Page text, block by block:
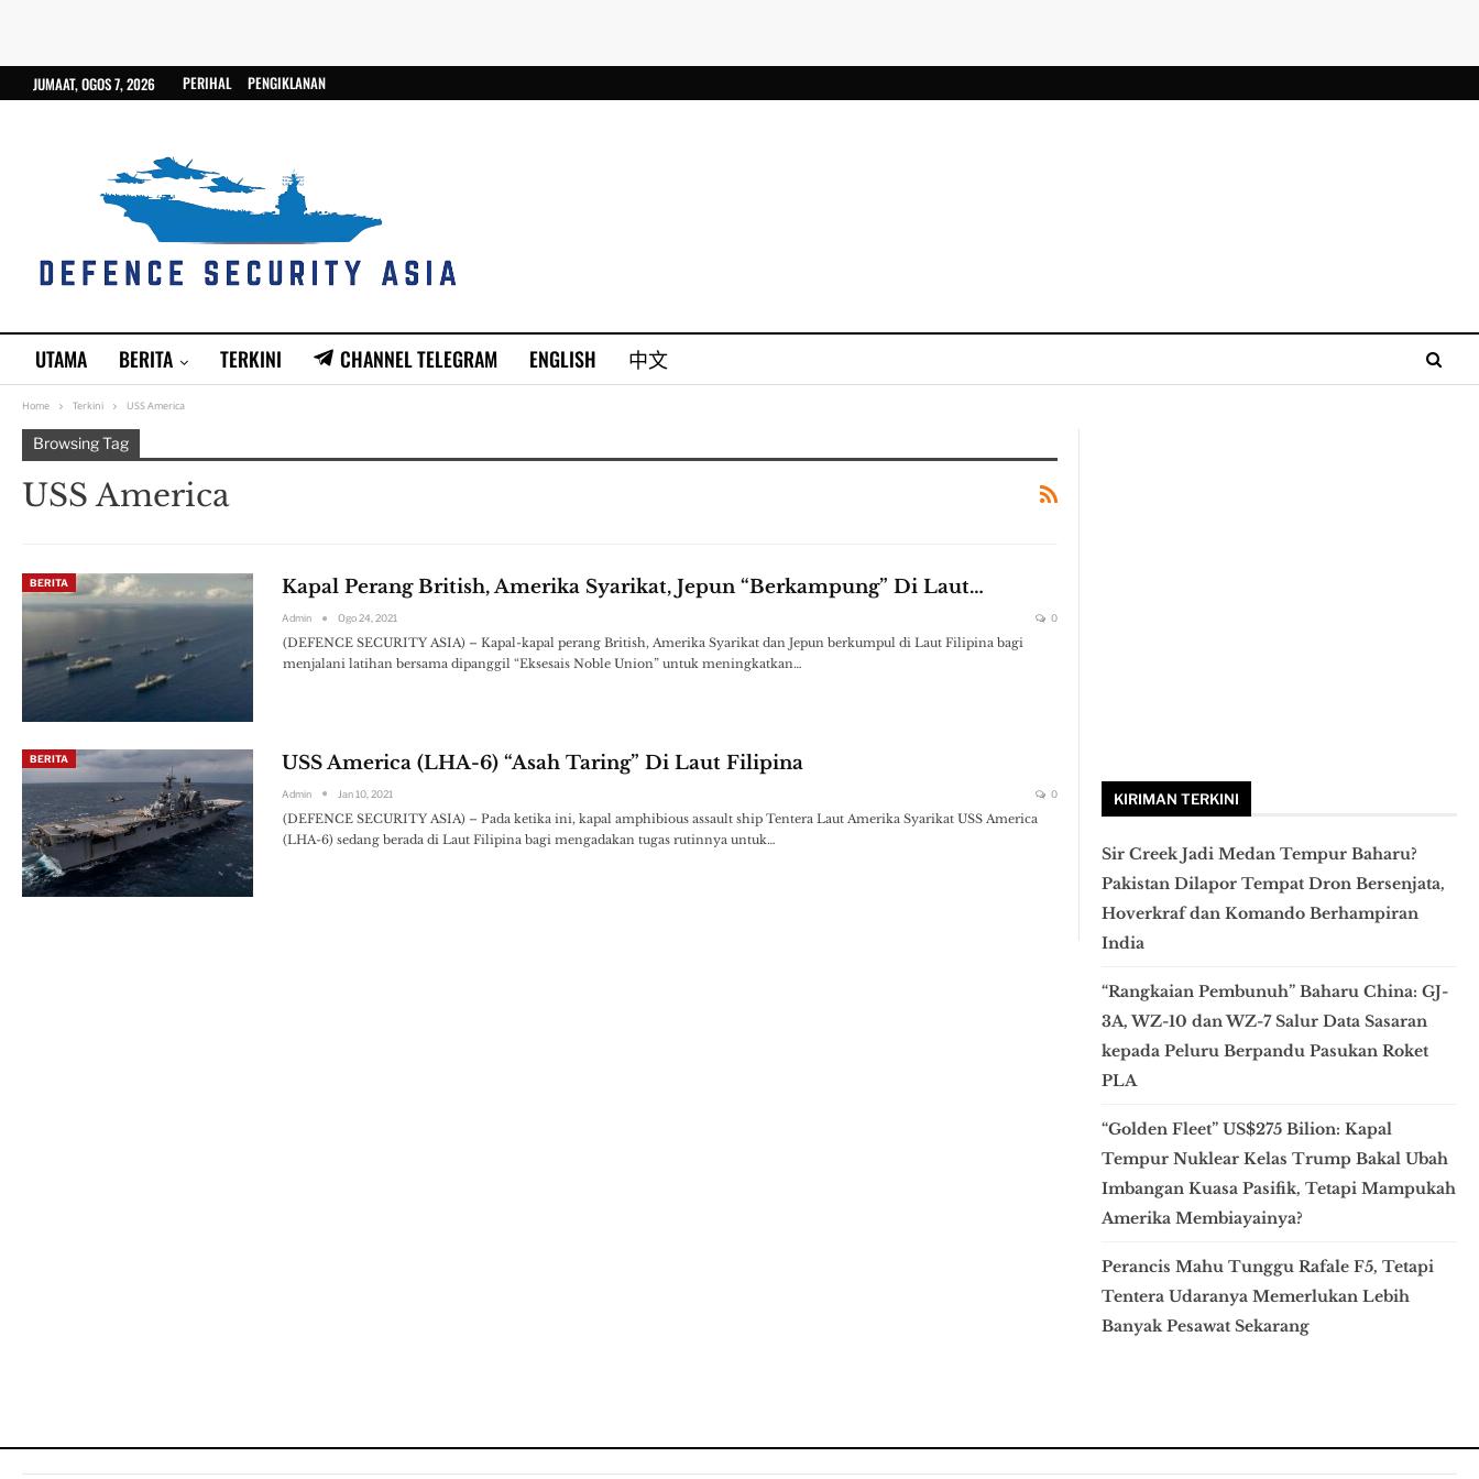
JUMAAT, OGOS 7, 2026 PERIHAL PENGIKLANAN
UTAMA BERITA TERKINI CHANNEL TELEGRAM ENGLISH 中文
Home Terkini USS America
Browsing Tag
USS America
BERITA Kapal Perang British, Amerika Syarikat, Jepun “Berkampung” Di Laut…
Admin Ogo 24, 2021 0
(DEFENCE SECURITY ASIA) – Kapal-kapal perang British, Amerika Syarikat dan Jepun berkumpul di Laut Filipina bagi
menjalani latihan bersama dipanggil “Eksesais Noble Union” untuk meningkatkan…
BERITA USS America (LHA-6) “Asah Taring” Di Laut Filipina
Admin Jan 10, 2021 0
(DEFENCE SECURITY ASIA) – Pada ketika ini, kapal amphibious assault ship Tentera Laut Amerika Syarikat USS America
(LHA-6) sedang berada di Laut Filipina bagi mengadakan tugas rutinnya untuk…
KIRIMAN TERKINI
Sir Creek Jadi Medan Tempur Baharu?
Pakistan Dilapor Tempat Dron Bersenjata,
Hoverkraf dan Komando Berhampiran
India
“Rangkaian Pembunuh” Baharu China: GJ-
3A, WZ-10 dan WZ-7 Salur Data Sasaran
kepada Peluru Berpandu Pasukan Roket
PLA
“Golden Fleet” US$275 Bilion: Kapal
Tempur Nuklear Kelas Trump Bakal Ubah
Imbangan Kuasa Pasifik, Tetapi Mampukah
Amerika Membiayainya?
Perancis Mahu Tunggu Rafale F5, Tetapi
Tentera Udaranya Memerlukan Lebih
Banyak Pesawat Sekarang